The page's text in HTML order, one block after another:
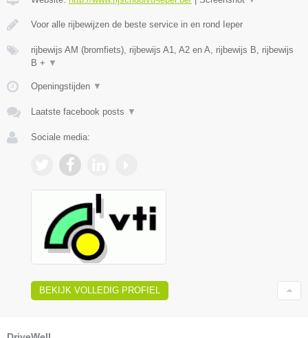
Voor alle rijbewijzen de beste service in en rond Ieper
rijbewijs AM (bromfiets), rijbewijs A1, A2 en A, rijbewijs B, rijbewijs
B + ▼
Openingstijden ▼
Laatste facebook posts ▼
Sociale media:
BEKIJK VOLLEDIG PROFIEL